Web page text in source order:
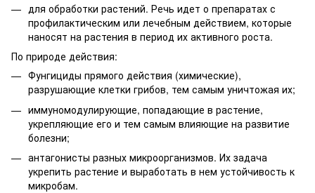
для обработки растений. Речь идет о препаратах с
профилактическим или лечебным действием, которые
наносят на растения в период их активного роста.
По природе действия:
Фунгициды прямого действия (химические),
разрушающие клетки грибов, тем самым уничтожая их;
иммуномодулирующие, попадающие в растение,
укрепляющие его и тем самым влияющие на развитие
болезни;
антагонисты разных микроорганизмов. Их задача
укрепить растение и выработать в нем устойчивость к
микробам.